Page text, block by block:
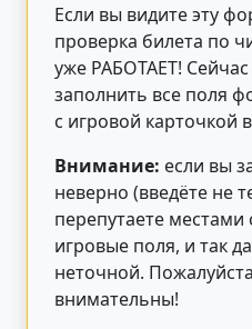
Если вы видите эту
проверка билета по
уже РАБОТАЕТ!
заполнить все поля
с игровой карточкой
Внимание: если вы
неверно (введёте не
перепутаете местами
игровые поля, и так
неточной.
внимательны!